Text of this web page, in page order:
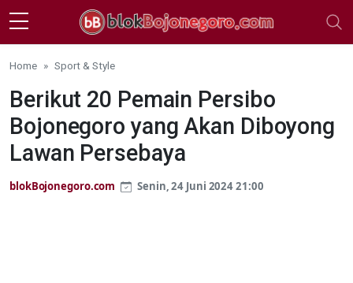
Skip to main content
Home Sport & Style
Berikut 20 Pemain Persibo
Bojonegoro yang Akan Diboyong
Lawan Persebaya
blokBojonegoro.com Senin, 24 Juni 2024 21:00